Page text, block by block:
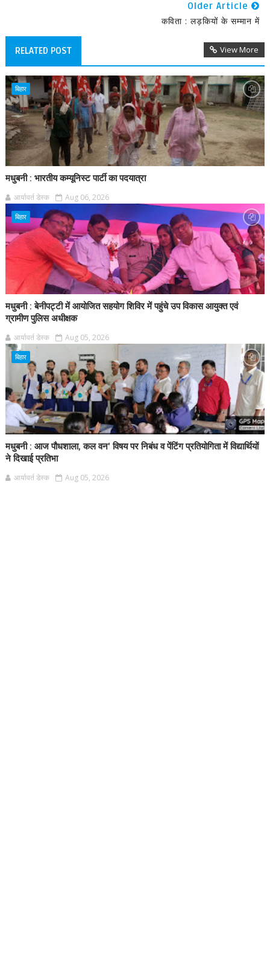
Older Article
कविता : लड़कियों के सम्मान में
RELATED POST View More
बिहार
मधुबनी : भारतीय कम्यूनिस्ट पार्टी का पदयात्रा
आर्यावर्त डेस्क Aug 06, 2026
बिहार
मधुबनी : बेनीपट्टी में आयोजित सहयोग शिविर में पहुंचे उप विकास आयुक्त एवं
ग्रामीण पुलिस अधीक्षक
आर्यावर्त डेस्क Aug 05, 2026
बिहार
मधुबनी : आज पौधशाला, कल वन' विषय पर निबंध व पेंटिंग प्रतियोगिता में विद्यार्थियों
ने दिखाई प्रतिभा
आर्यावर्त डेस्क Aug 05, 2026